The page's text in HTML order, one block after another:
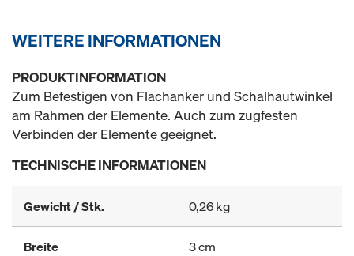
WEITERE INFORMATIONEN
PRODUKTINFORMATION
Zum Befestigen von Flachanker und Schalhautwinkel
am Rahmen der Elemente. Auch zum zugfesten
Verbinden der Elemente geeignet.
TECHNISCHE INFORMATIONEN
Gewicht / Stk. 0,26 kg
Breite 3 cm